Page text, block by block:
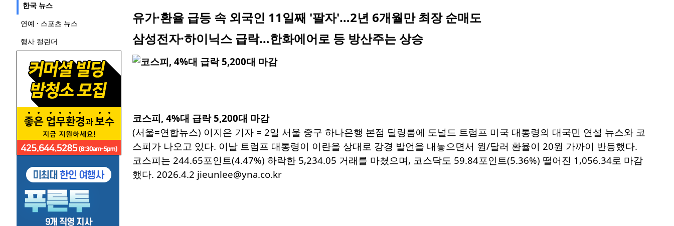
한국 뉴스
연예 · 스포츠 뉴스
행사 캘린더
유가·환율 급등 속 외국인 11일째 '팔자'…2년 6개월만 최장 순매도
삼성전자·하이닉스 급락…한화에어로 등 방산주는 상승
코스피, 4%대 급락 5,200대 마감
(서울=연합뉴스) 이지은 기자 = 2일 서울 중구 하나은행 본점 딜링룸에 도널드 트럼프 미국 대통령의 대국민 연설 뉴스와 코
스피가 나오고 있다. 이날 트럼프 대통령이 이란을 상대로 강경 발언을 내놓으면서 원/달러 환율이 20원 가까이 반등했다.
코스피는 244.65포인트(4.47%) 하락한 5,234.05 거래를 마쳤으며, 코스닥도 59.84포인트(5.36%) 떨어진 1,056.34로 마감
했다. 2026.4.2 jieunlee@yna.co.kr